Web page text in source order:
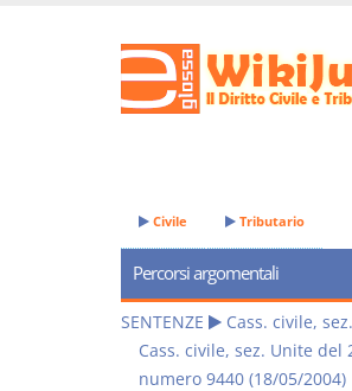
Civile Tributario
Percorsi argomentali
SENTENZE
Cass. civile,
Cass. civile, sez. Unite del
numero 9440 (18/05/2004)